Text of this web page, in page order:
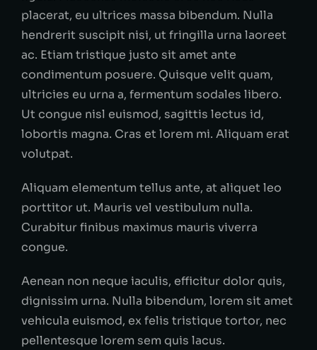
placerat, eu ultrices massa bibendum. Nulla
hendrerit suscipit nisi, ut fringilla urna laoreet
ac. Etiam tristique justo sit amet ante
condimentum posuere. Quisque velit quam,
ultricies eu urna a, fermentum sodales libero.
Ut congue nisl euismod, sagittis lectus id,
lobortis magna. Cras et lorem mi. Aliquam erat
volutpat.
Aliquam elementum tellus ante, at aliquet leo
porttitor ut. Mauris vel vestibulum nulla.
Curabitur finibus maximus mauris viverra
congue.
Aenean non neque iaculis, efficitur dolor quis,
dignissim urna. Nulla bibendum, lorem sit amet
vehicula euismod, ex felis tristique tortor, nec
pellentesque lorem sem quis lacus.